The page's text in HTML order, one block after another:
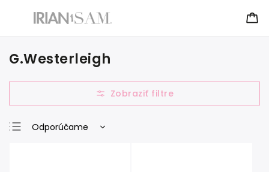
G.Westerleigh
Odporúčame